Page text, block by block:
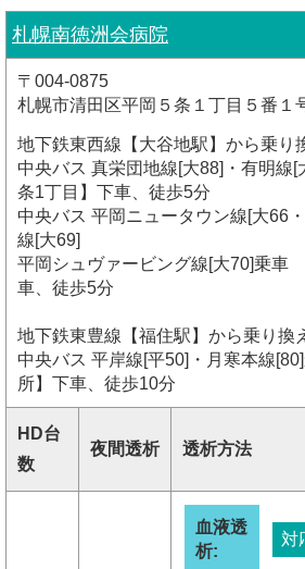
札幌南徳洲会病院
〒004-0875
札幌市清田区平岡５条１丁目５番１
地下鉄東西線【大谷地駅】から乗り
中央バス 真栄団地線[大88]・有明
条1丁目】下車、徒歩5分
中央バス 平岡ニュータウン線[大66
線[大69]
平岡シュヴァービング線[大70]乗車
車、徒歩5分
地下鉄東豊線【福住駅】から乗り換
中央バス 平岸線[平50]・月寒本線
所】下車、徒歩10分
HD台
数
夜間透析 透析方法
血液透
析:
対